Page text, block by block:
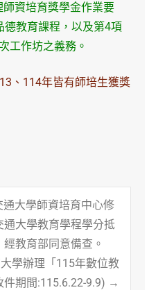
資培育獎學金作業要
德教育課程，以及第4項
工作坊之義務。
、114年皆有師培生獲獎
大學師資培育中心修
通大學教育學程學分抵
教育部同意備查。
學辦理「115年數位教
期間:115.6.22-9.9) →